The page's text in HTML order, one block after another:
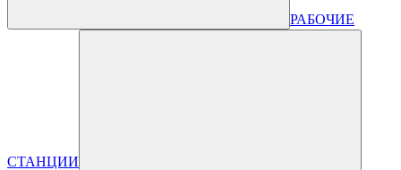
РАБОЧИЕ
СТАНЦИИ